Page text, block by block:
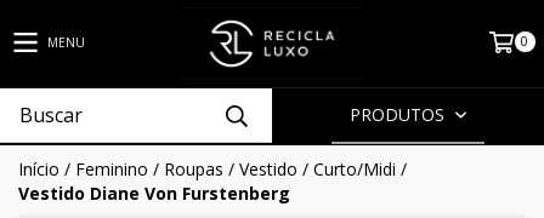
MENU 0
PRODUTOS
Início / Feminino / Roupas / Vestido / Curto/Midi /
Vestido Diane Von Furstenberg